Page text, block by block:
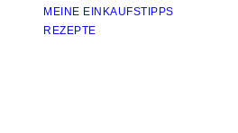
MEINE EINKAUFSTIPPS
REZEPTE